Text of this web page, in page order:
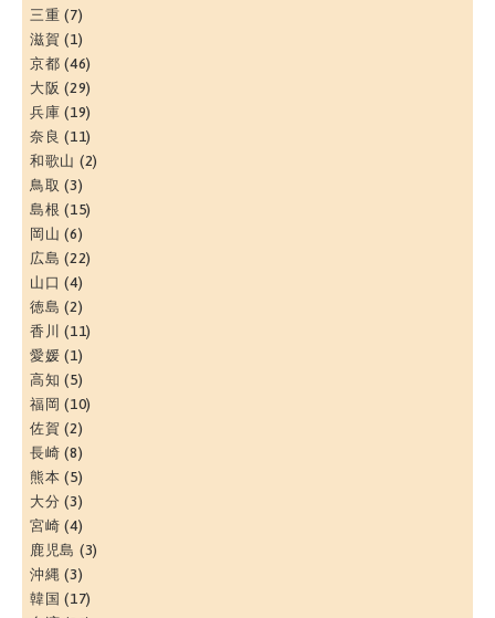
三重 (7)
滋賀 (1)
京都 (46)
大阪 (29)
兵庫 (19)
奈良 (11)
和歌山 (2)
鳥取 (3)
島根 (15)
岡山 (6)
広島 (22)
山口 (4)
徳島 (2)
香川 (11)
愛媛 (1)
高知 (5)
福岡 (10)
佐賀 (2)
長崎 (8)
熊本 (5)
大分 (3)
宮崎 (4)
鹿児島 (3)
沖縄 (3)
韓国 (17)